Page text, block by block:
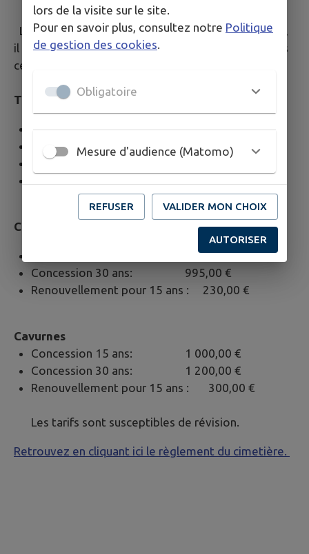
Le choix du type de concession est très important,
il détermine précisément qui peut être inhumé dans
celle-ci.
Tarification cimetière
Concession 15 ans: 50,00 €
Concession double 15 ans : 100,00 €
Concession 30 ans: 80,00 €
Columbarium
Concession 15 ans: 765,00 €
Concession 30 ans: 995,00 €
Renouvellement pour 15 ans : 230,00 €
Cavurnes
Concession 15 ans: 1 000,00 €
Concession 30 ans: 1 200,00 €
Renouvellement pour 15 ans : 300,00 €
Les tarifs sont susceptibles de révision.
Retrouvez en cliquant ici le règlement du cimetière.
lors de la visite sur le site.
Pour en savoir plus, consultez notre Politique
de gestion des cookies
Obligatoire
Mesure d'audience (Matomo)
REFUSER VALIDER MON CHOIX
AUTORISER